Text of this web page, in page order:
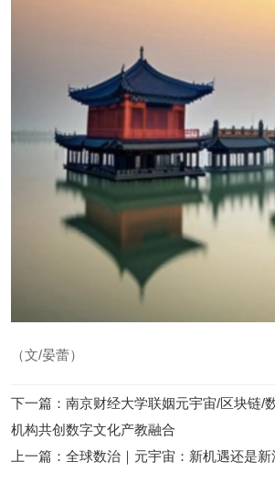
（文/晏蕾）
下一篇 ： 南京财经大学联姻元宇宙/区块链/
机构共创数字文化产教融合
上一篇 ： 全球数治｜元宇宙：新机遇还是新